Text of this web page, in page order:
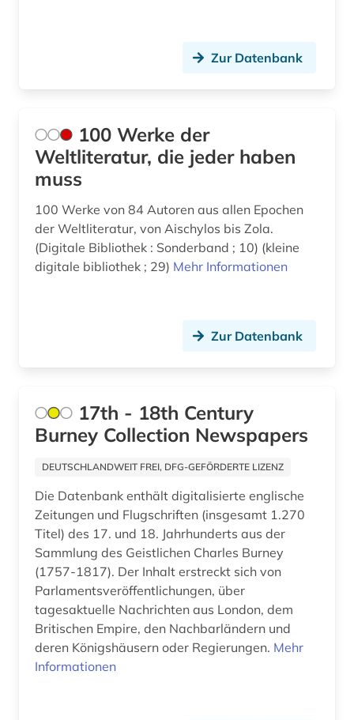
ballade (1)
bearbeitung (2)
behinderung (1)
belletristik (1)
ben (1)
bibliografie (31)
bibliographie (19)
bibliographie 1800-2005 (1)
bibliographie 1900-2000 (1)
bilddatenbank (1)
bildung (1)
biografie (13)
biographie (26)
Zur Datenbank
100 Werke der
Weltliteratur, die jeder haben
muss
100 Werke von 84 Autoren aus allen Epochen
der Weltliteratur, von Aischylos bis Zola.
(Digitale Bibliothek : Sonderband ; 10) (kleine
digitale bibliothek ; 29) Mehr Informationen
Zur Datenbank
17th - 18th Century
Burney Collection Newspapers
DEUTSCHLANDWEIT FREI, DFG-GEFÖRDERTE LIZENZ
Die Datenbank enthält digitalisierte englische
Zeitungen und Flugschriften (insgesamt 1.270
Titel) des 17. und 18. Jahrhunderts aus der
Sammlung des Geistlichen Charles Burney
(1757-1817). Der Inhalt erstreckt sich von
Parlamentsveröffentlichungen, über
tagesaktuelle Nachrichten aus London, dem
Britischen Empire, den Nachbarländern und
deren Königshäusern oder Regierungen. Mehr
Informationen